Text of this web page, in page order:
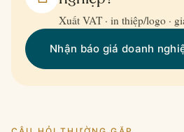
Xuất VAT · in thiệp/logo ·
Nhận báo giá doanh